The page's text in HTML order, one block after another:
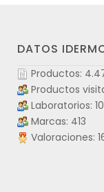
DATOS
Productos:
Productos
Laboratorios:
Marcas: 413
Valoraciones: